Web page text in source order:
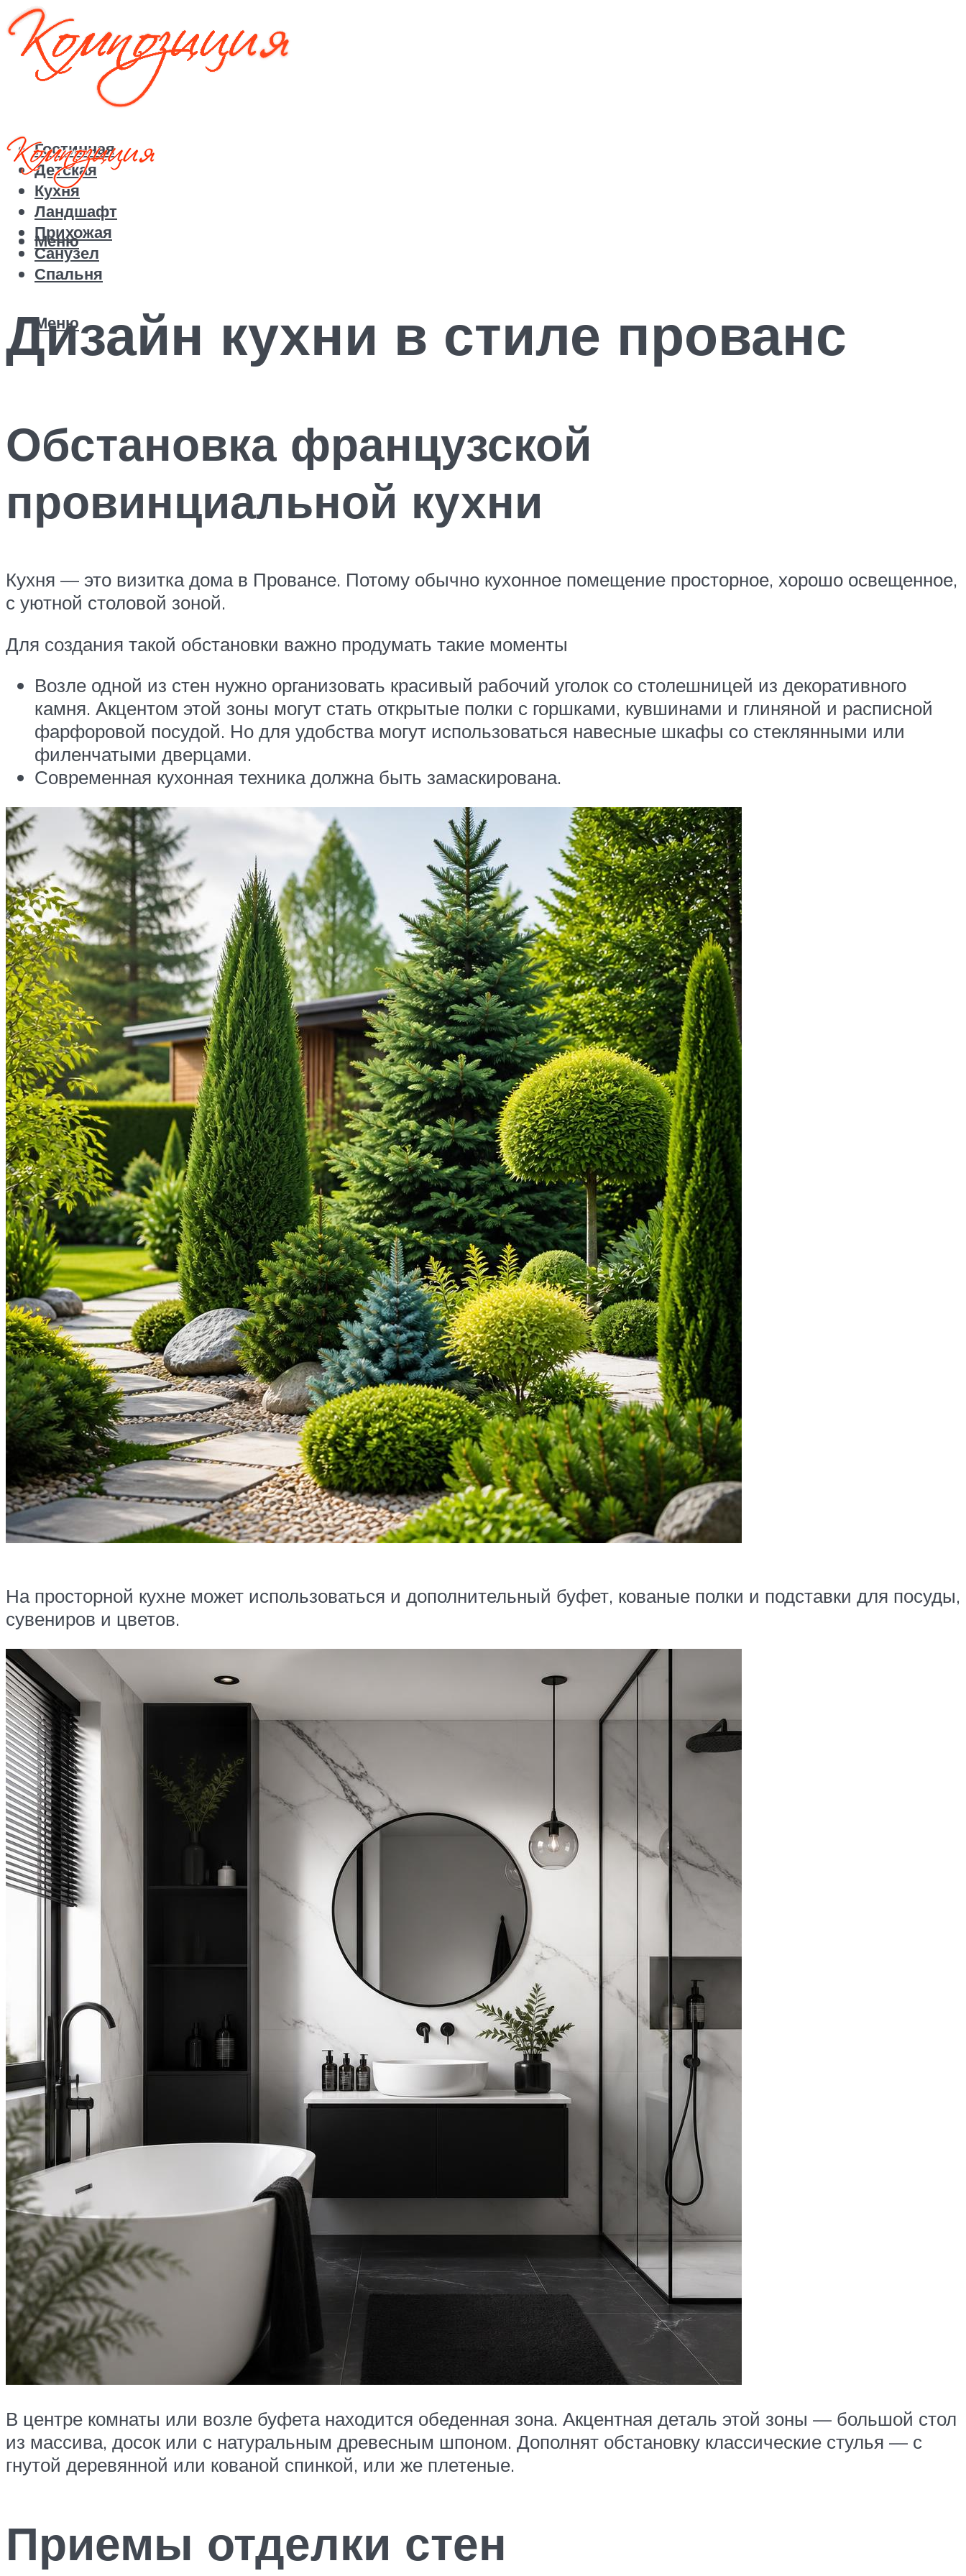
Гостинная
Детская
Кухня
Ландшафт
Прихожая
Санузел
Спальня
Меню
Меню
Дизайн кухни в стиле прованс
Обстановка французской
провинциальной кухни
Кухня — это визитка дома в Провансе. Потому обычно кухонное помещение просторное, хорошо освещенное,
с уютной столовой зоной.
Для создания такой обстановки важно продумать такие моменты
Возле одной из стен нужно организовать красивый рабочий уголок со столешницей из декоративного
камня. Акцентом этой зоны могут стать открытые полки с горшками, кувшинами и глиняной и расписной
фарфоровой посудой. Но для удобства могут использоваться навесные шкафы со стеклянными или
филенчатыми дверцами.
Современная кухонная техника должна быть замаскирована.
На просторной кухне может использоваться и дополнительный буфет, кованые полки и подставки для посуды,
сувениров и цветов.
В центре комнаты или возле буфета находится обеденная зона. Акцентная деталь этой зоны — большой стол
из массива, досок или с натуральным древесным шпоном. Дополнят обстановку классические стулья — с
гнутой деревянной или кованой спинкой, или же плетеные.
Приемы отделки стен